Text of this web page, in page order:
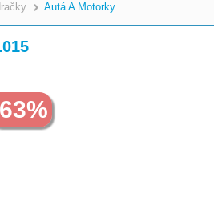
>Autá A Motorky